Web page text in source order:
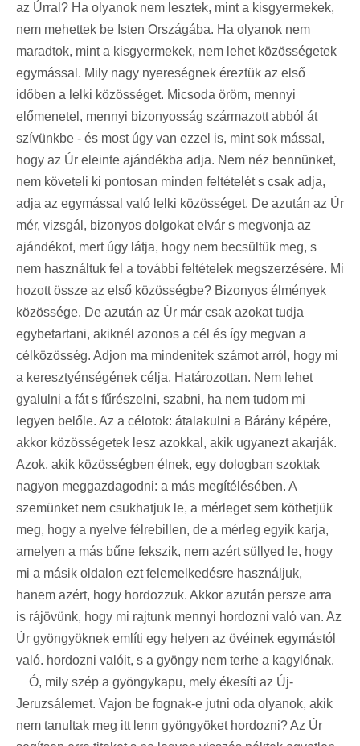
az Úrral? Ha olyanok nem lesztek, mint a kisgyermekek,
nem mehettek be Isten Országába. Ha olyanok nem
maradtok, mint a kisgyermekek, nem lehet közösségetek
egymással. Mily nagy nyereségnek éreztük az első
időben a lelki közösséget. Micsoda öröm, mennyi
előmenetel, mennyi bizonyosság származott abból át
szívünkbe - és most úgy van ezzel is, mint sok mással,
hogy az Úr eleinte ajándékba adja. Nem néz bennünket,
nem követeli ki pontosan minden feltételét s csak adja,
adja az egymással való lelki közösséget. De azután az Úr
mér, vizsgál, bizonyos dolgokat elvár s megvonja az
ajándékot, mert úgy látja, hogy nem becsültük meg, s
nem használtuk fel a további feltételek megszerzésére. Mi
hozott össze az első közösségbe? Bizonyos élmények
közössége. De azután az Úr már csak azokat tudja
egybetartani, akiknél azonos a cél és így megvan a
célközösség. Adjon ma mindenitek számot arról, hogy mi
a keresztyénségének célja. Határozottan. Nem lehet
gyalulni a fát s fűrészelni, szabni, ha nem tudom mi
legyen belőle. Az a célotok: átalakulni a Bárány képére,
akkor közösségetek lesz azokkal, akik ugyanezt akarják.
Azok, akik közösségben élnek, egy dologban szoktak
nagyon meggazdagodni: a más megítélésében. A
szemünket nem csukhatjuk le, a mérleget sem köthetjük
meg, hogy a nyelve félrebillen, de a mérleg egyik karja,
amelyen a más bűne fekszik, nem azért süllyed le, hogy
mi a másik oldalon ezt felemelkedésre használjuk,
hanem azért, hogy hordozzuk. Akkor azután persze arra
is rájövünk, hogy mi rajtunk mennyi hordozni való van. Az
Úr gyöngyöknek említi egy helyen az övéinek egymástól
való. hordozni valóit, s a gyöngy nem terhe a kagylónak.
Ó, mily szép a gyöngykapu, mely ékesíti az Új-
Jeruzsálemet. Vajon be fognak-e jutni oda olyanok, akik
nem tanultak meg itt lenn gyöngyöket hordozni? Az Úr